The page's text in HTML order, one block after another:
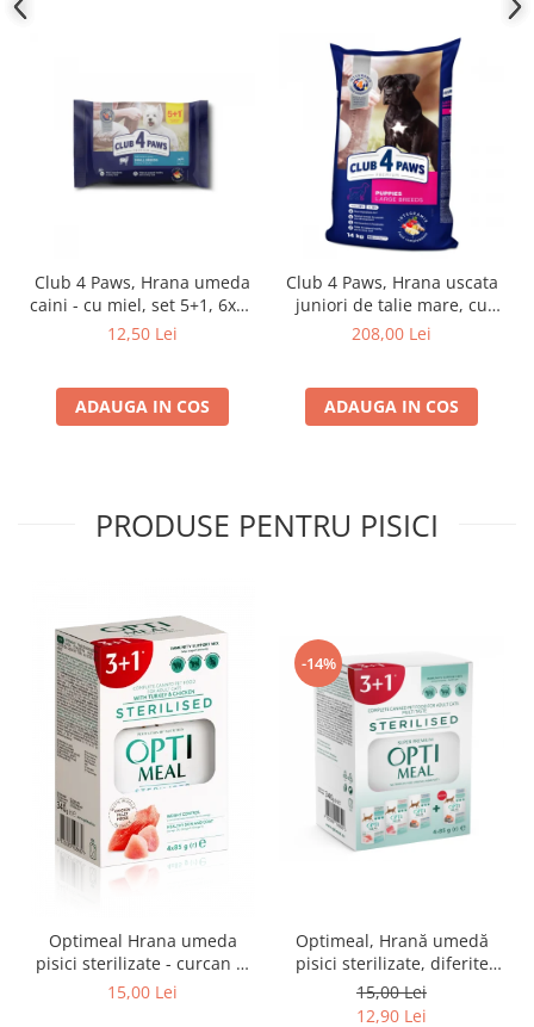
Club 4 Paws, Hrana umeda
caini - cu miel, set 5+1, 6x80
g
12,50 Lei
ADAUGA IN COS
Club 4 Paws, Hrana uscata
juniori de talie mare, cu
pui, 14kg
208,00 Lei
ADAUGA IN COS
PRODUSE PENTRU PISICI
Optimeal Hrana umeda
pisici sterilizate - curcan si
pui in sos, set 3+1,
15,00 Lei
-14%
Optimeal, Hrană umedă
pisici sterilizate, diferite
arome, (3+1), 0.34kg
15,00 Lei
12,90 Lei